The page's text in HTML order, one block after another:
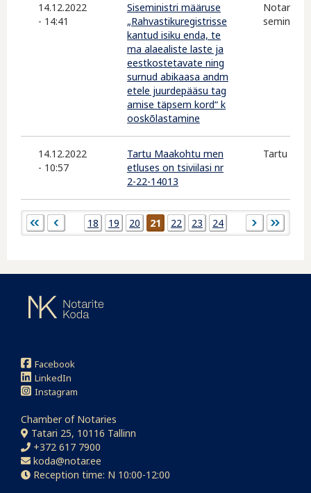
14.12.2022
- 14:41
Siseministri määruse
„Rahvastikuregistrisse
kantud isiku enda, te
ma alaealiste laste ja
eestkostetavate ning
surnud abikaasa andm
etele juurdepääsu tag
amise täpsem kord“ k
ooskõlastamine
Notarite
14.12.2022
- 10:57
Tartu Maakohtu men
etluses on tsiviilasi nr
2-22-14013
Tartu
Pages 18 19 20 21 22 23 24
Chamber of Notaries
Tatari 25, 10116 Tallinn
+372 617 7900
koda@notar.ee
Reception time: N 10:00-12:00
Facebook
LinkedIn
Instagram